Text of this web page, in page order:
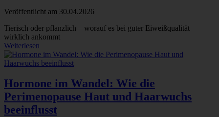
Veröffentlicht am 30.04.2026
Tierisch oder pflanzlich – worauf es bei guter Eiweißqualität
wirklich ankommt
Weiterlesen
Hormone im Wandel: Wie die
Perimenopause Haut und Haarwuchs
beeinflusst